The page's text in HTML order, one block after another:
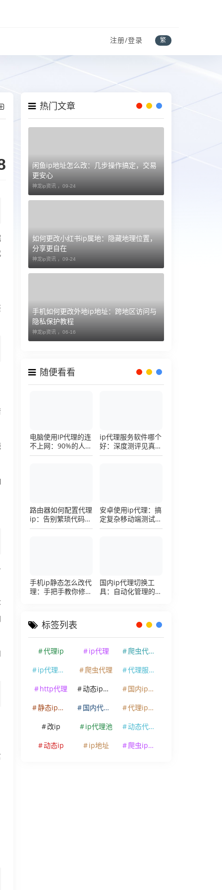
注册/登录 繁
热门文章
闲鱼ip地址怎么改：几步操作搞定，交易
更安心
神龙ip资讯 ， 09-24
如何更改小红书ip属地：隐藏地理位置，
分享更自在
神龙ip资讯 ， 09-24
手机如何更改外地ip地址：跨地区访问与
隐私保护教程
神龙ip资讯 ， 06-16
随便看看
电脑使用IP代理的连
不上网：90%的人踩
过这个坑，一招修复
ip代理服务软件哪个
好：深度测评见真
章，帮你把钱花在刀
路由器如何配置代理
ip：告别繁琐代码，
详解底层配置逻辑
安卓使用ip代理：搞
定复杂移动端测试环
境的超详细配置手册
手机ip静态怎么改代
理：手把手教你修改
国内ip代理切换工
具：自动化管理的效
标签列表
代理ip ip代理
爬虫代理ip
ip代理软件
爬虫代理
代理服务器
http代理
动态ip代理
国内ip代理
静态ip代理
国内代理ip
代理ip软件
改ip
ip代理池
动态代理ip
动态ip
ip地址 爬虫ip代理